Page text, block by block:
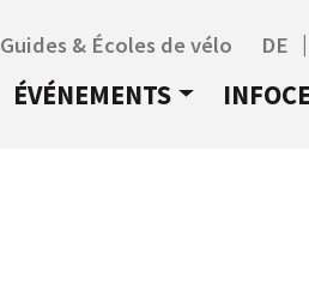
ÉVÉNEMENTS
Guides & Écoles de vélo DE